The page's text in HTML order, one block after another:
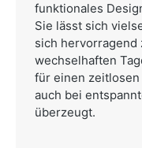
funktionales
Sie lässt sich
sich hervorragend
wechselhaften
für einen zeitlosen
auch bei
überzeugt.